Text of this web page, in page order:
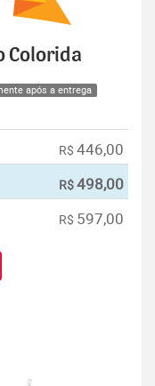
Colorida
após a entrega
R$ 446,00
R$498,00
R$ 597,00